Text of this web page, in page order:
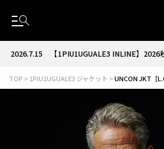
2026.7.15【1PIU1UGUALE3 INLINE】2026
TOP 1PIU1UGUALE3 ジャケット UNCON JKT［